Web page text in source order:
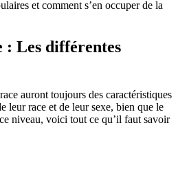
et comment s’en occuper de la
: Les différentes
auront toujours des caractéristiques
leur race et de leur sexe, bien que le
niveau, voici tout ce qu’il faut savoir